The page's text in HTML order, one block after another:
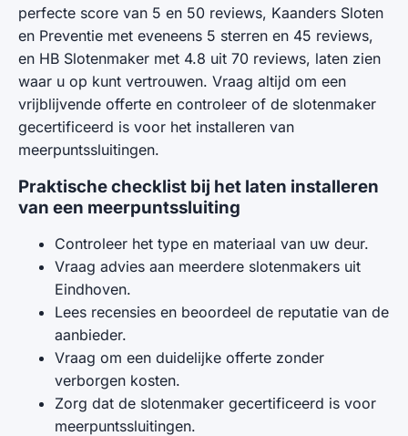
perfecte score van 5 en 50 reviews, Kaanders Sloten
en Preventie met eveneens 5 sterren en 45 reviews,
en HB Slotenmaker met 4.8 uit 70 reviews, laten zien
waar u op kunt vertrouwen. Vraag altijd om een
vrijblijvende offerte en controleer of de slotenmaker
gecertificeerd is voor het installeren van
meerpuntssluitingen.
Praktische checklist bij het laten installeren
van een meerpuntssluiting
Controleer het type en materiaal van uw deur.
Vraag advies aan meerdere slotenmakers uit
Eindhoven.
Lees recensies en beoordeel de reputatie van de
aanbieder.
Vraag om een duidelijke offerte zonder
verborgen kosten.
Zorg dat de slotenmaker gecertificeerd is voor
meerpuntssluitingen.